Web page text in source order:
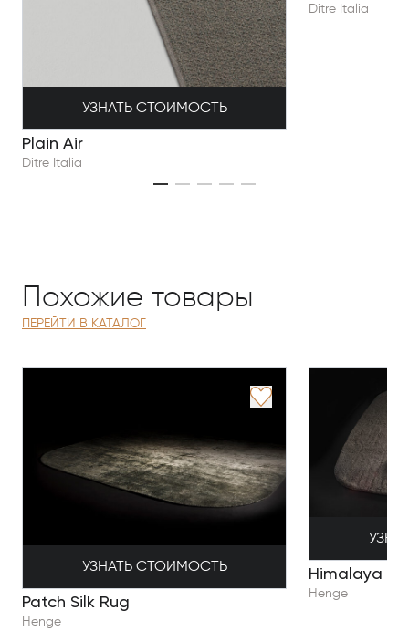
УЗНАТЬ СТОИМОСТЬ
Plain Air
Ditre Italia
Ditre Italia
Похожие товары
ПЕРЕЙТИ В КАТАЛОГ
УЗНАТЬ СТОИМОСТЬ
Patch Silk Rug
Henge
Himalaya
Henge